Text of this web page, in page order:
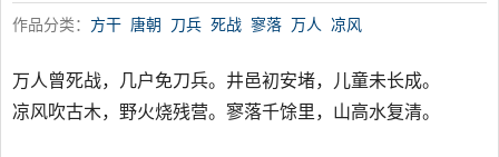
作品分类： 方干 唐朝 刀兵 死战 寥落 万人 凉风
万人曾死战，几户免刀兵。井邑初安堵，儿童未长成。
凉风吹古木，野火烧残营。寥落千馀里，山高水复清。